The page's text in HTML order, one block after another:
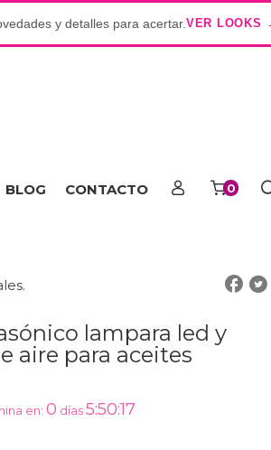
y detalles para acertar. VER LOOKS
BLOG CONTACTO 0
lampara led y
aire para aceites
en: 0 días5:50:16